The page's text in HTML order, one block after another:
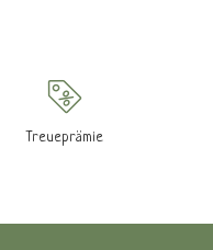
Treueprämie